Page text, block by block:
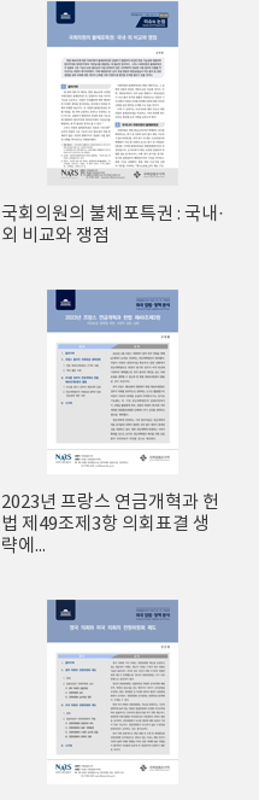
국회의원의 불체포특권 : 국내·
외 비교와 쟁점
2023년 프랑스 연금개혁과 헌
법 제49조제3항 의회표결 생
략에...